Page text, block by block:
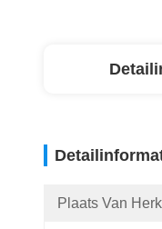
Plaats Van